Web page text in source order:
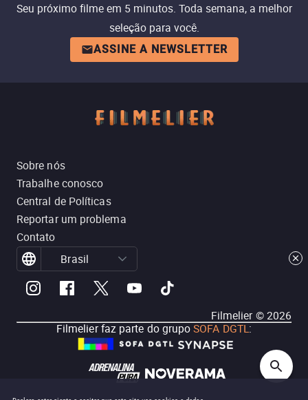
Seu próximo filme em 5 minutos. Toda semana, a melhor
seleção para você.
ASSINE A NEWSLETTER
Sobre nós
Trabalhe conosco
Central de Políticas
Reportar um problema
Contato
Brasil
Filmelier ©2026
Filmelier faz parte do grupoSOFA DGTL: